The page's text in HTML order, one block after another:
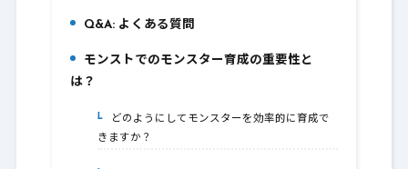
Q&A: よくある質問
モンストでのモンスター育成の重要性と
は？
4-1.どのようにしてモンスターを効率的に育成で
きますか？